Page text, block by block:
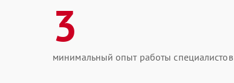
3
минимальный опыт работы специалистов